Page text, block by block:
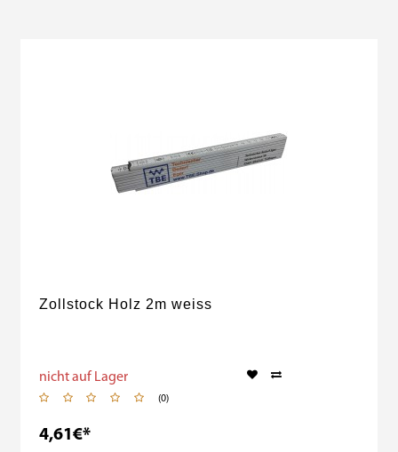
Zollstock Holz 2m weiss
nicht auf Lager
(0)
4,61€*